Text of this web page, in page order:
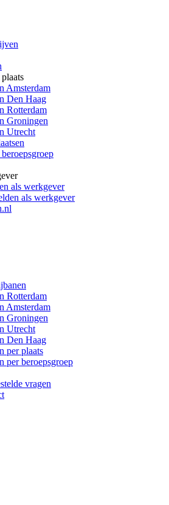
Amsterdam
Den Haag
Rotterdam
Groningen
Utrecht
als werkgever
als werkgever
Rotterdam
Amsterdam
Groningen
Utrecht
Den Haag
per plaats
per beroepsgroep
vragen